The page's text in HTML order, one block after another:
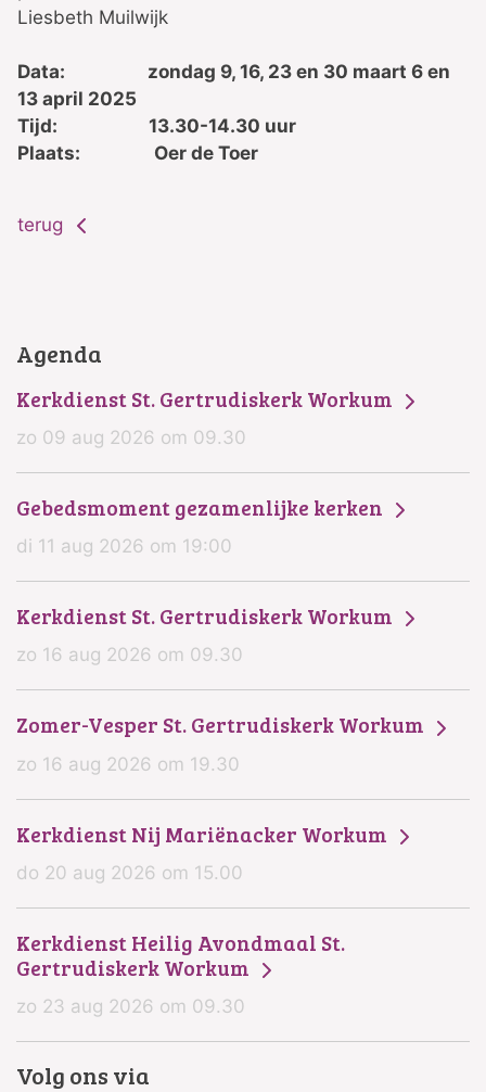
Liesbeth Muilwijk
Data: zondag 9, 16, 23 en 30 maart 6 en
13 april 2025
Tijd: 13.30-14.30 uur
Plaats: Oer de Toer
terug
Agenda
Kerkdienst St. Gertrudiskerk Workum
zo 09 aug 2026 om 09.30
Gebedsmoment gezamenlijke kerken
di 11 aug 2026 om 19:00
Kerkdienst St. Gertrudiskerk Workum
zo 16 aug 2026 om 09.30
Zomer-Vesper St. Gertrudiskerk Workum
zo 16 aug 2026 om 19.30
Kerkdienst Nij Mariënacker Workum
do 20 aug 2026 om 15.00
Kerkdienst Heilig Avondmaal St.
Gertrudiskerk Workum
zo 23 aug 2026 om 09.30
Volg ons via